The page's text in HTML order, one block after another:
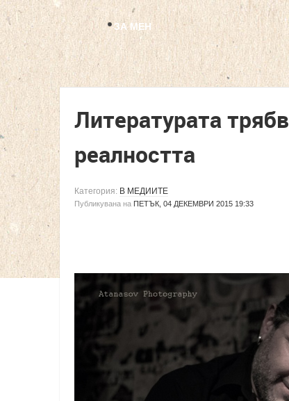
ЗА МЕН
Литературата
реалността
Категория: В МЕДИИТЕ
Публикувана на ПЕТЪК, 04 ДЕКЕМВРИ 2015 19:33